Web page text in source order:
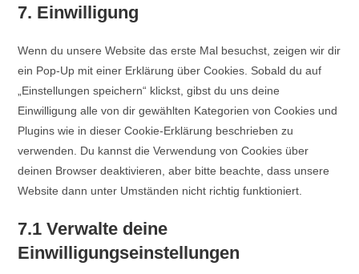
sonstiges
7. Einwilligung
Wenn du unsere Website das erste Mal besuchst, zeigen wir dir
ein Pop-Up mit einer Erklärung über Cookies. Sobald du auf
„Einstellungen speichern“ klickst, gibst du uns deine
Einwilligung alle von dir gewählten Kategorien von Cookies und
Plugins wie in dieser Cookie-Erklärung beschrieben zu
verwenden. Du kannst die Verwendung von Cookies über
deinen Browser deaktivieren, aber bitte beachte, dass unsere
Website dann unter Umständen nicht richtig funktioniert.
7.1 Verwalte deine
Einwilligungseinstellungen